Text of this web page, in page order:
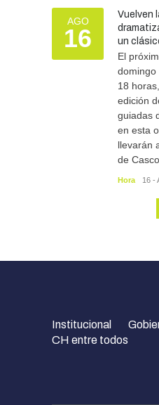
AGO
16
Vuelven
un
El
domingo
18
edición
guiadas
en esta
llevarán
de
Hora 16 -
Institucional
CH entre todos